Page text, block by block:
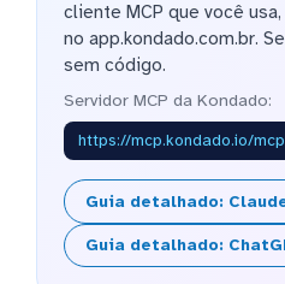
cliente MCP que você
no app.kondado.com.br.
sem código.
Servidor MCP da Kondado:
https://mcp.kondado.io/mcp
Guia detalhado:
Guia detalhado: